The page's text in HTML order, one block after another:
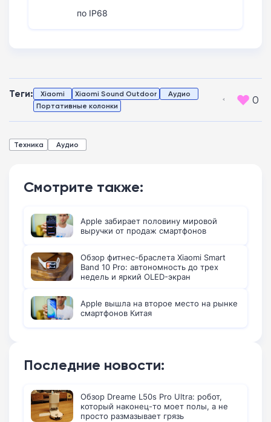
по IP68
Теги: Xiaomi Xiaomi Sound Outdoor
Аудио
Портативные колонки
0
Техника Аудио
Смотрите также:
Apple забирает половину мировой
выручки от продаж смартфонов
Обзор фитнес-браслета Xiaomi Smart
Band 10 Pro: автономность до трех
недель и яркий OLED-экран
Apple вышла на второе место на рынке
смартфонов Китая
Последние новости:
Обзор Dreame L50s Pro Ultra: робот,
который наконец-то моет полы, а не
просто размазывает грязь